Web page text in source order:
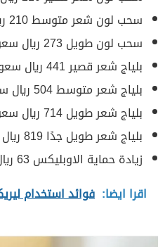
سحب لون شعر متوسط 210 ريال سعودي.
سحب لون طويل 273 ريال سعودي.
بلياج شعر قصير 441 ريال سعودي.
بلياج شعر متوسط 504 ريال سعودي.
بلياج شعر طويل 714 ريال سعودي.
بلياج شعر طويل جدًا 819 ريال سعودي.
زيادة حماية الاوبليكس 63 ريال سعودي.
اقرا ايضا: فوائد استخدام